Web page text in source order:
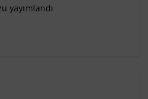
yayımlandı